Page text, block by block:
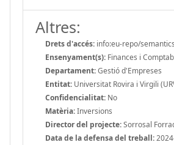
Altres:
Drets d'accés: info:eu-repo/
Ensenyament(s): Finances i
Departament:Gestió d'Empreses
Entitat: Universitat Rovira i Virgili
Confidencialitat: No
Matèria:Inversions
Director del projecte:Sorrosal
Data de la defensa del treball: